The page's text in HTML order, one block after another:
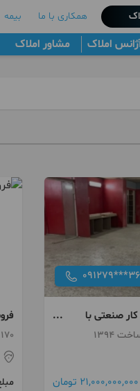
همکاری با ما بیمه
املاک مشاور املاک
091279***36
صنعتی با
21,000,000,000 تومان
170 متر / ساخت 1403